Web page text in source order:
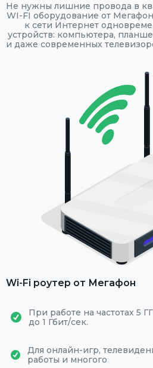
Не нужны лишние провода в
WI-FI оборудование от
к сети Интернет
устройств: компьютера,
и даже современных
Wi-Fi роутер от Мегафон
При работе на частотах 5
до 1 Гбит/сек.
Для онлайн-игр,
работы и многого